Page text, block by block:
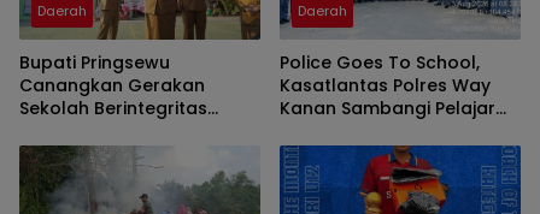
Daerah
Bupati Pringsewu
Canangkan Gerakan
Sekolah Berintegritas
Daerah
Police Goes To School,
Kasatlantas Polres Way
Kanan Sambangi Pelajar